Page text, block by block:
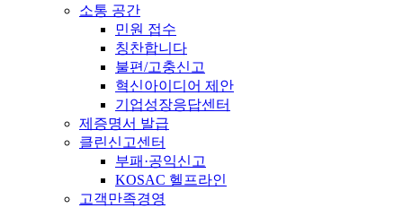
소통 공간
민원 접수
칭찬합니다
불편/고충신고
혁신아이디어 제안
기업성장응답센터
제증명서 발급
클린신고센터
부패·공익신고
KOSAC 헬프라인
고객만족경영